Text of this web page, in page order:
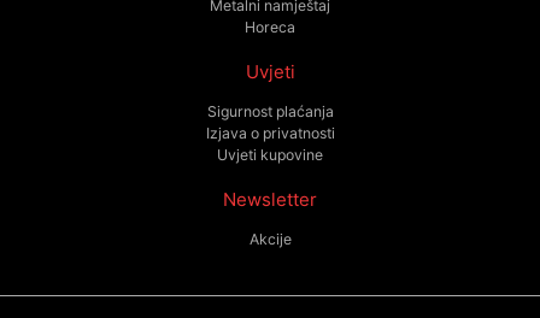
Metalni namještaj
Horeca
Uvjeti
Sigurnost plaćanja
Izjava o privatnosti
Uvjeti kupovine
Newsletter
Akcije